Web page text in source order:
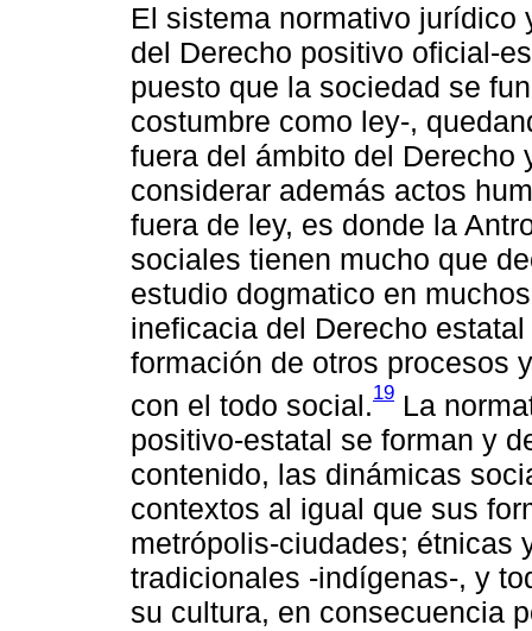
El sistema normativo jurídico
del Derecho positivo oficial-
puesto que la sociedad se
costumbre como ley-,
fuera del ámbito del Derecho
considerar además actos
fuera de ley, es donde la
sociales tienen mucho que
estudio dogmatico en
ineficacia del Derecho
formación de otros procesos
con el todo social.19 La
positivo-estatal se forman y
contenido, las dinámicas
contextos al igual que sus
metrópolis-ciudades; étnicas
tradicionales -indígenas-, y
su cultura, en consecuencia